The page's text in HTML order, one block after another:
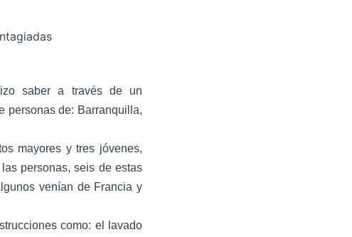
saber a través de un
personas de: Barranquilla,
mayores y tres jóvenes,
personas, seis de estas
venían de Francia y
como: el lavado